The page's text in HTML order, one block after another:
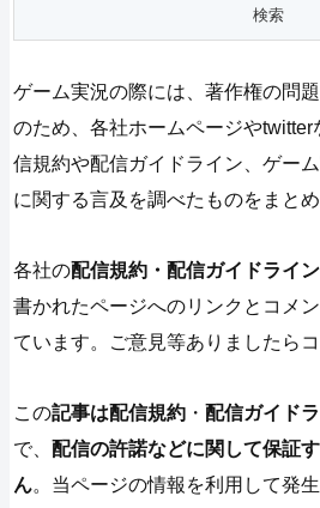
ゲーム実況の際には、著作権の問
のため、各社ホームページや
信規約や配信ガイドライン、ゲー
に関する言及を調べたものをまとめ
各社の配信規約・配信ガイドライン
書かれたページへのリンクとコメ
ています。ご意見等ありましたら
この記事は配信規約 ・配信ガイド
で、配信の許諾などに関して保証
ん。当ページの情報を利用して発